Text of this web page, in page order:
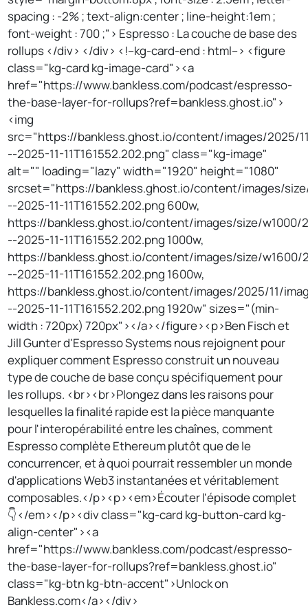
spacing : -2% ; text-align:center ; line-height:1em ;
font-weight : 700 ;"> Espresso : La couche de base des
rollups </div> </div> <!--kg-card-end : html--> <figure
class="kg-card kg-image-card"><a
href="https://www.bankless.com/podcast/espresso-
the-base-layer-for-rollups?ref=bankless.ghost.io">
<img
src="https://bankless.ghost.io/content/images/2025/
--2025-11-11T161552.202.png" class="kg-image"
alt="" loading="lazy" width="1920" height="1080"
srcset="https://bankless.ghost.io/content/images/
--2025-11-11T161552.202.png 600w,
https://bankless.ghost.io/content/images/size/w1000/
--2025-11-11T161552.202.png 1000w,
https://bankless.ghost.io/content/images/size/w1600/
--2025-11-11T161552.202.png 1600w,
https://bankless.ghost.io/content/images/2025/11/
--2025-11-11T161552.202.png 1920w" sizes="(min-
width : 720px) 720px"></a></figure><p>Ben Fisch et
Jill Gunter d'Espresso Systems nous rejoignent pour
expliquer comment Espresso construit un nouveau
type de couche de base conçu spécifiquement pour
les rollups. <br><br>Plongez dans les raisons pour
lesquelles la finalité rapide est la pièce manquante
pour l'interopérabilité entre les chaînes, comment
Espresso complète Ethereum plutôt que de le
concurrencer, et à quoi pourrait ressembler un monde
d'applications Web3 instantanées et véritablement
composables.</p><p><em>Écouter l'épisode complet
👇</em></p><div class="kg-card kg-button-card kg-
align-center"><a
href="https://www.bankless.com/podcast/espresso-
the-base-layer-for-rollups?ref=bankless.ghost.io"
class="kg-btn kg-btn-accent">Unlock on
Bankless.com</a></div>